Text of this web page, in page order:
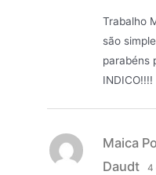
de 5
Trabalho
são
parabéns
INDICO!!!!
Maica
Daudt
4